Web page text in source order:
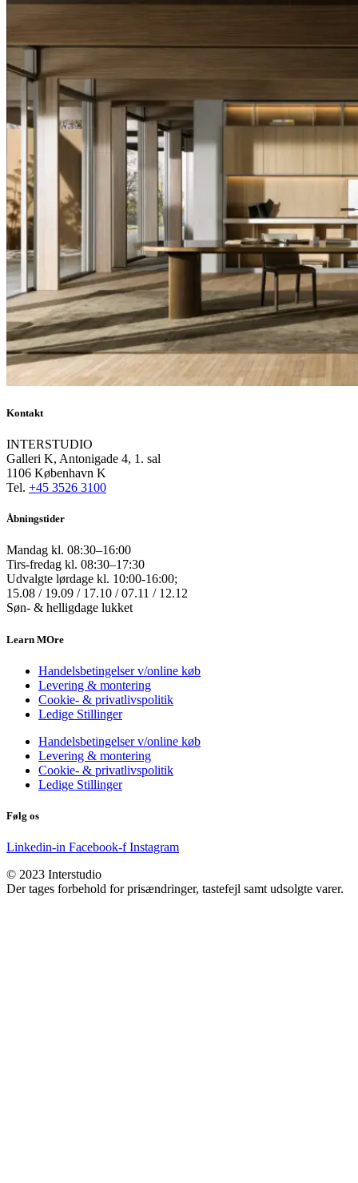
Kontakt
INTERSTUDIO
Galleri K, Antonigade 4, 1. sal
1106 København K
Tel. +45 3526 3100
Åbningstider
Mandag kl. 08:30–16:00
Tirs-fredag kl. 08:30–17:30
Udvalgte lørdage kl. 10:00-16:00;
15.08 / 19.09 / 17.10 / 07.11 / 12.12
Søn- & helligdage lukket
Learn MOre
Handelsbetingelser v/online køb
Levering & montering
Cookie- & privatlivspolitik
Ledige Stillinger
Handelsbetingelser v/online køb
Levering & montering
Cookie- & privatlivspolitik
Ledige Stillinger
Følg os
Linkedin-in Facebook-f Instagram
© 2023 Interstudio
Der tages forbehold for prisændringer, tastefejl samt udsolgte varer.